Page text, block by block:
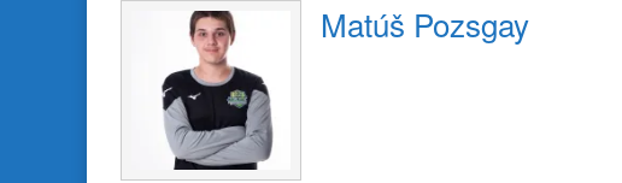
Matúš Pozsgay